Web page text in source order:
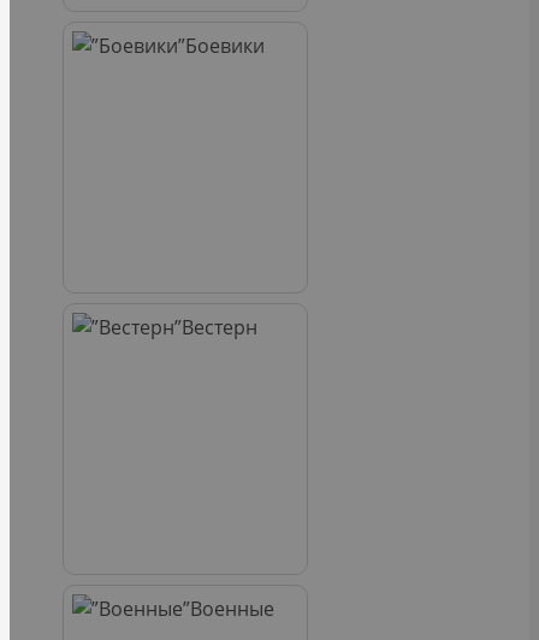
Боевики
Вестерн
Военные